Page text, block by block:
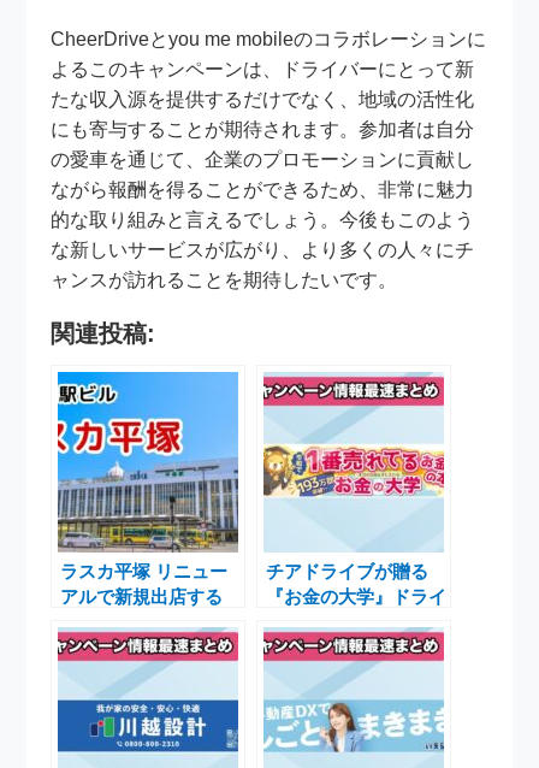
CheerDriveとyou me mobileのコラボレーションに
よるこのキャンペーンは、ドライバーにとって新
たな収入源を提供するだけでなく、地域の活性化
にも寄与することが期待されます。参加者は自分
の愛車を通じて、企業のプロモーションに貢献し
ながら報酬を得ることができるため、非常に魅力
的な取り組みと言えるでしょう。今後もこのよう
な新しいサービスが広がり、より多くの人々にチ
ャンスが訪れることを期待したいです。
関連投稿:
ラスカ平塚 リニュー
アルで新規出店する
Y!mobile」はどんな
チアドライブが贈る
『お金の大学』ドライ
加者募集中！報酬最大